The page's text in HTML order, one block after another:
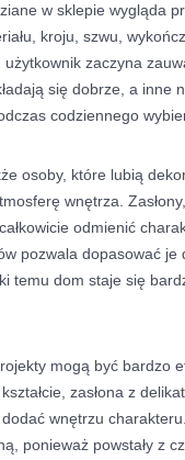
w sklepie wygląda
kroju, szwu,
zaczyna
się dobrze, a inne
codziennego
osoby, które lubią
wnętrza.
odmienić
pozwala dopasować
temu dom staje się
mogą być bardzo
zasłona z
wnętrzu
ponieważ powstały z